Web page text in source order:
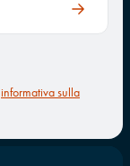
informativa sulla